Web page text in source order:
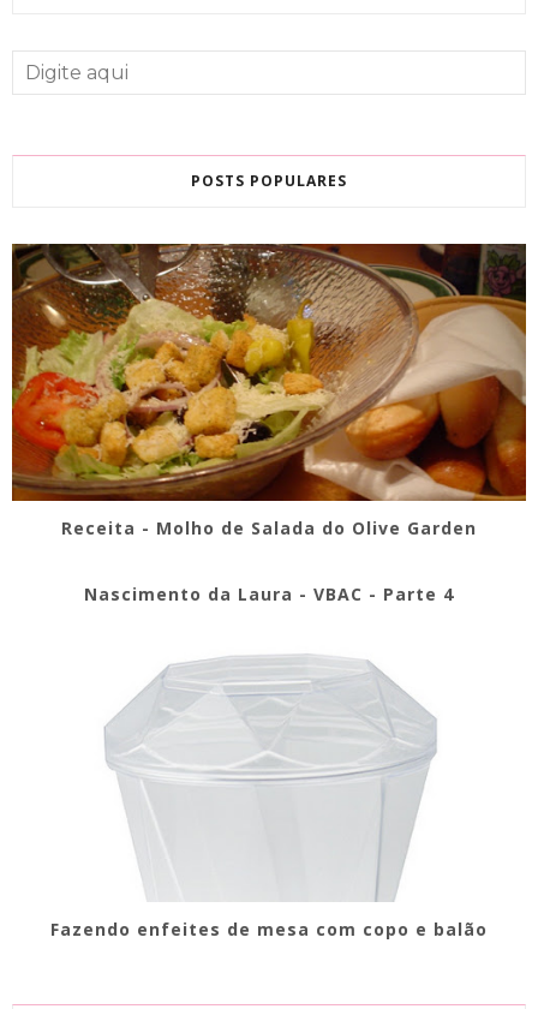
POSTS POPULARES
Receita - Molho de Salada do Olive Garden
Nascimento da Laura - VBAC - Parte 4
Fazendo enfeites de mesa com copo e balão